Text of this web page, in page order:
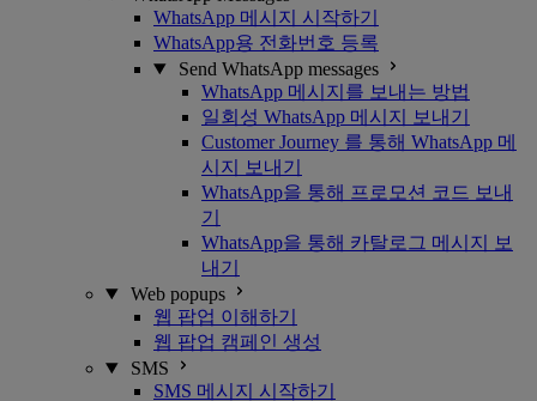
WhatsApp 메시지 시작하기
WhatsApp용 전화번호 등록
Send WhatsApp messages
WhatsApp 메시지를 보내는 방법
일회성 WhatsApp 메시지 보내기
Customer Journey 를 통해 WhatsApp 메
시지 보내기
WhatsApp을 통해 프로모션 코드 보내
기
WhatsApp을 통해 카탈로그 메시지 보
내기
Web popups
웹 팝업 이해하기
웹 팝업 캠페인 생성
SMS
SMS 메시지 시작하기